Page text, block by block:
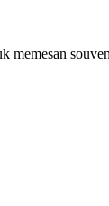
memesan